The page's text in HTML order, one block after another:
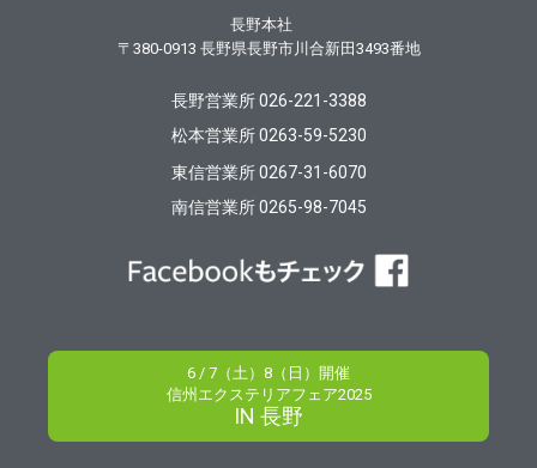
長野本社
〒380-0913 長野県長野市川合新田3493番地
長野営業所 026-221-3388
松本営業所 0263-59-5230
東信営業所 0267-31-6070
南信営業所 0265-98-7045
6 / 7（土）8（日）開催
信州エクステリアフェア2025
IN 長野